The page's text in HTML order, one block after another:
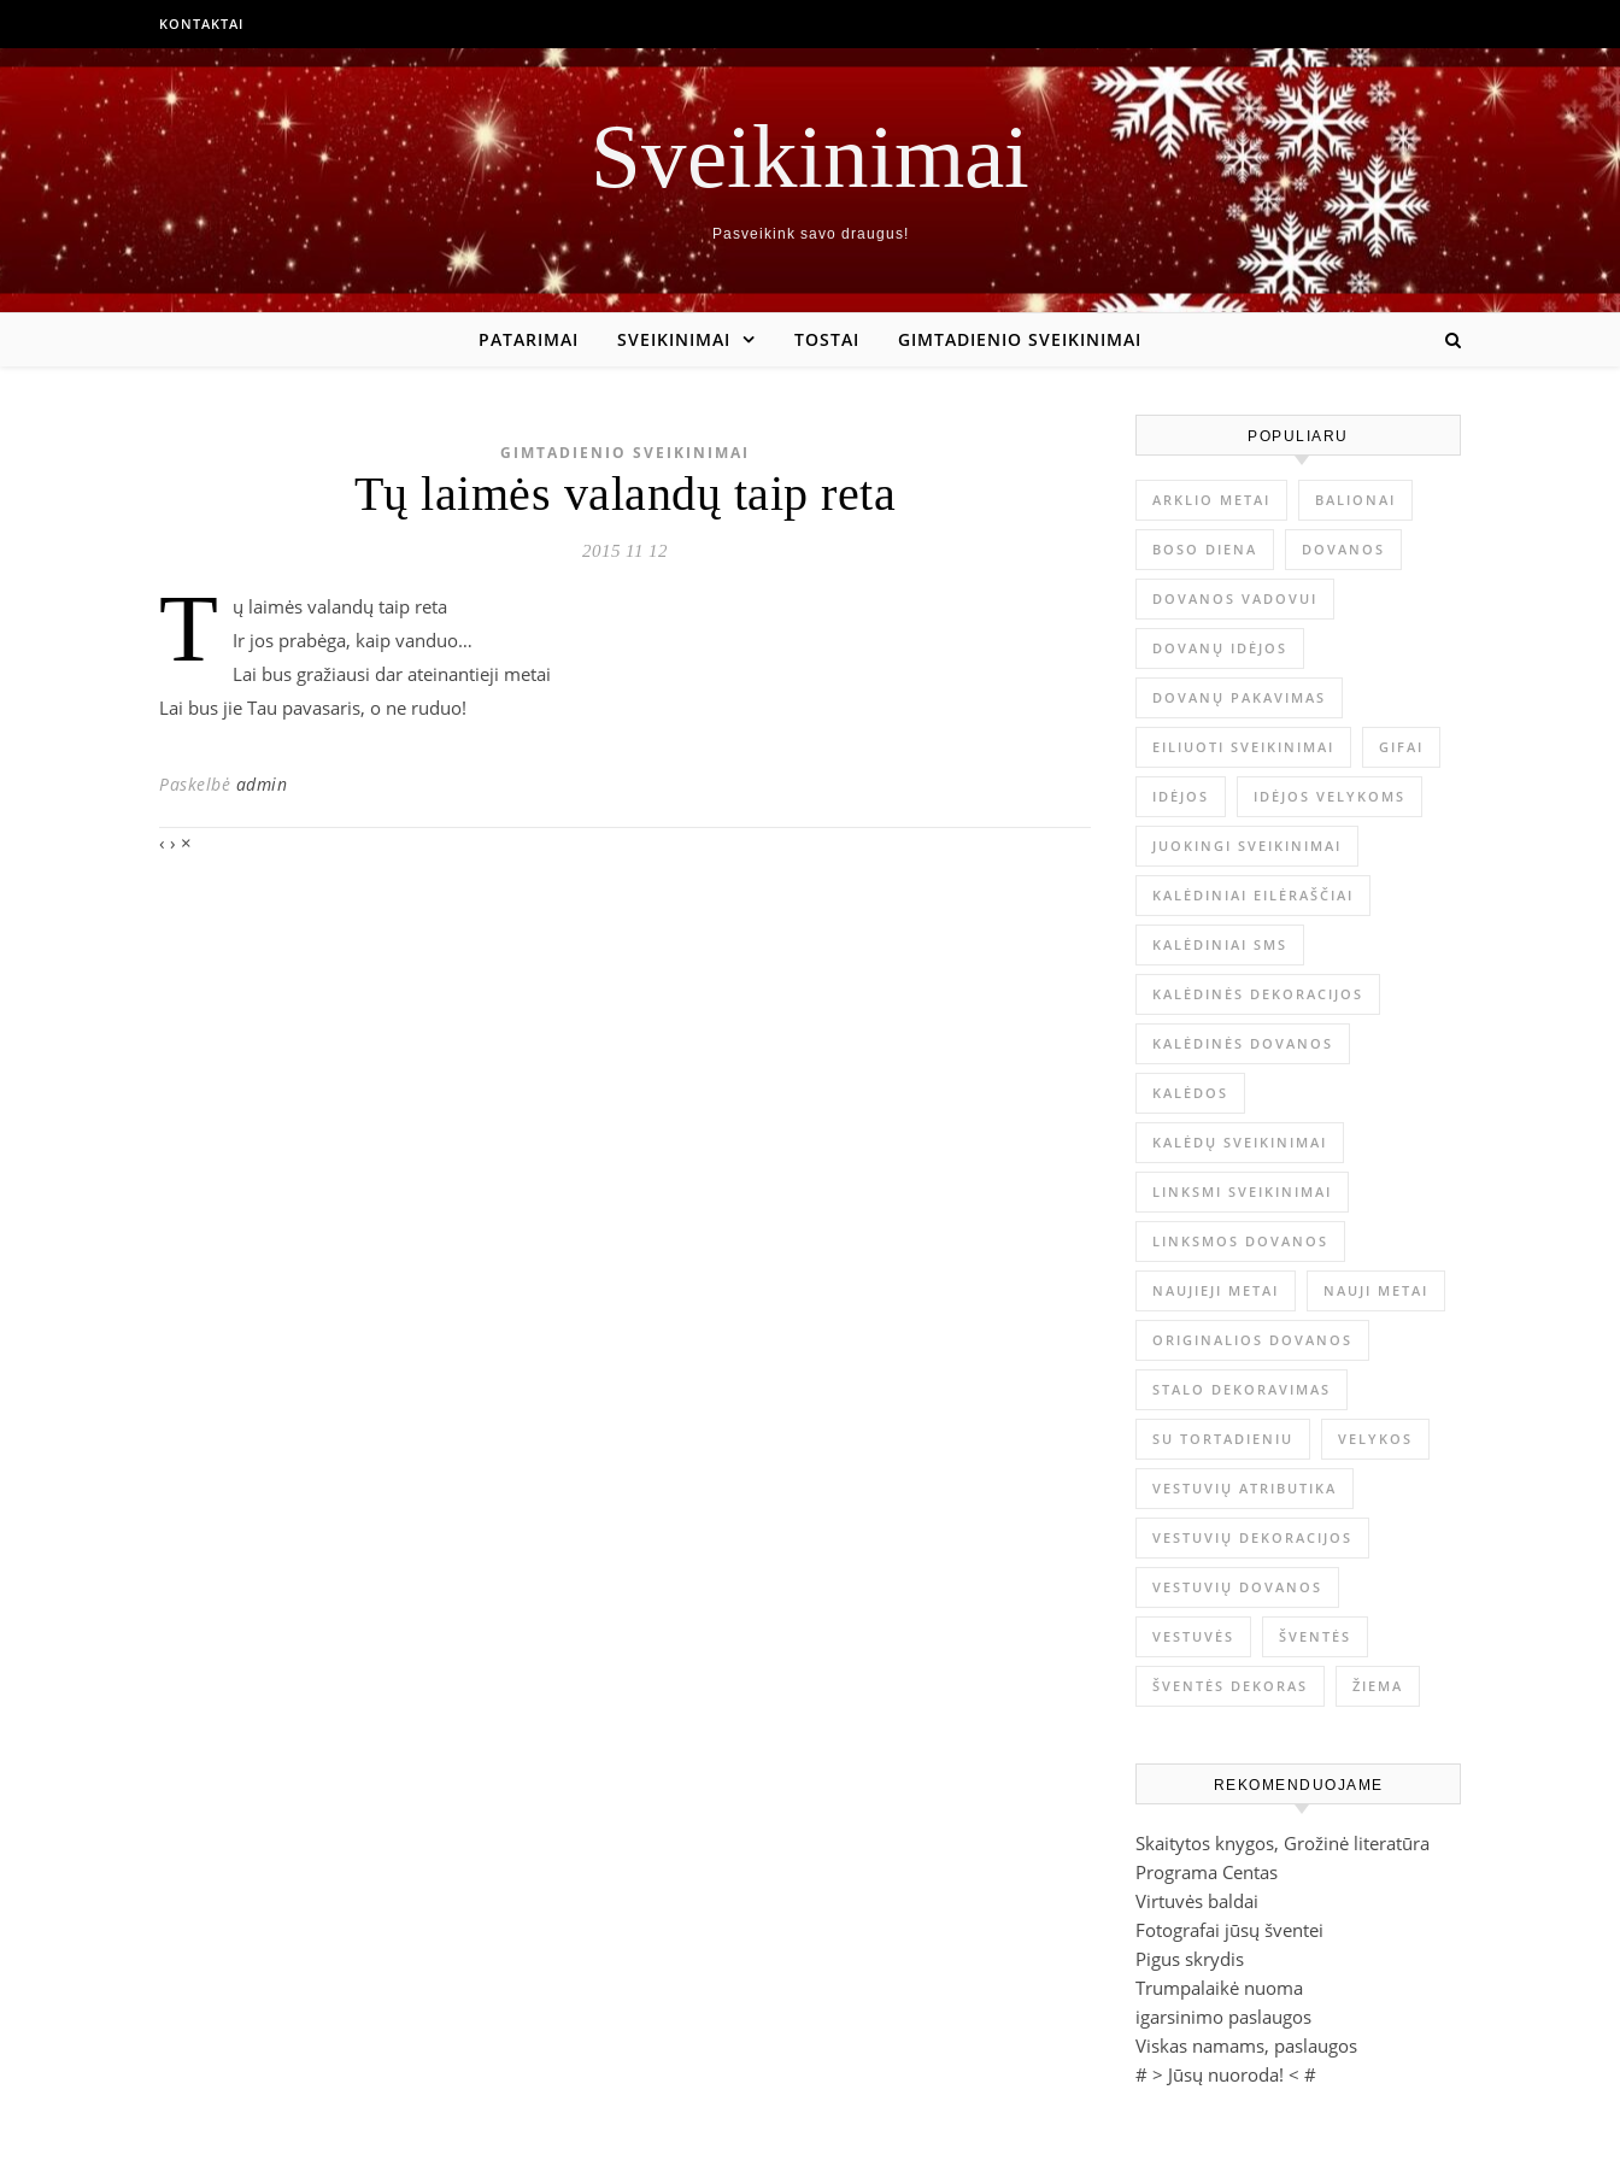
KONTAKTAI
Sveikinimai
Pasveikink savo draugus!
PATARIMAI SVEIKINIMAI TOSTAI GIMTADIENIO SVEIKINIMAI
GIMTADIENIO SVEIKINIMAI
Tų laimės valandų taip reta
2015 11 12
T
ų laimės valandų taip reta
Ir jos prabėga, kaip vanduo…
Lai bus gražiausi dar ateinantieji metai
Lai bus jie Tau pavasaris, o ne ruduo!
Paskelbė admin
‹ › ×
POPULIARU
ARKLIO METAI BALIONAI
BOSO DIENA DOVANOS
DOVANOS VADOVUI
DOVANŲ IDĖJOS
DOVANŲ PAKAVIMAS
EILIUOTI SVEIKINIMAI GIFAI
IDĖJOS IDĖJOS VELYKOMS
JUOKINGI SVEIKINIMAI
KALĖDINIAI EILĖRAŠČIAI
KALĖDINIAI SMS
KALĖDINĖS DEKORACIJOS
KALĖDINĖS DOVANOS
KALĖDOS
KALĖDŲ SVEIKINIMAI
LINKSMI SVEIKINIMAI
LINKSMOS DOVANOS
NAUJIEJI METAI NAUJI METAI
ORIGINALIOS DOVANOS
STALO DEKORAVIMAS
SU TORTADIENIU VELYKOS
VESTUVIŲ ATRIBUTIKA
VESTUVIŲ DEKORACIJOS
VESTUVIŲ DOVANOS
VESTUVĖS ŠVENTĖS
ŠVENTĖS DEKORAS ŽIEMA
REKOMENDUOJAME
Skaitytos knygos, Grožinė literatūra
Programa Centas
Virtuvės baldai
Fotografai jūsų šventei
Pigus skrydis
Trumpalaikė nuoma
igarsinimo paslaugos
Viskas namams, paslaugos
# > Jūsų nuoroda! < #